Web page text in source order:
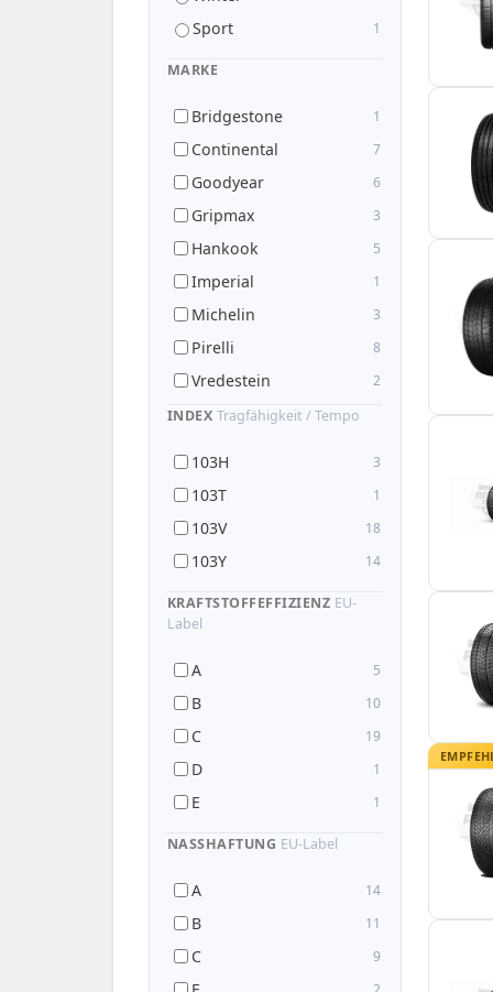
Sport 1
MARKE
Bridgestone 1
Continental 7
Goodyear 6
Gripmax 3
Hankook 5
Imperial 1
Michelin 3
Pirelli 8
Vredestein
2
INDEX Tragfähigkeit / Tempo
103H 3
103T 1
103V 18
103Y 14
KRAFTSTOFFEFFIZIENZ EU-
Label
A 5
B 10
C 19
D 1
E 1
NASSHAFTUNG EU-Label
A 14
B 11
C 9